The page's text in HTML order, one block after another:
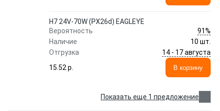
H7 24V-70W (PX26d) EAGLEYE
Вероятность
91%
Наличие
10 шт.
Отгрузка
14 - 17 августа
15.52 p.
В корзину
Показать еще 1 предложение